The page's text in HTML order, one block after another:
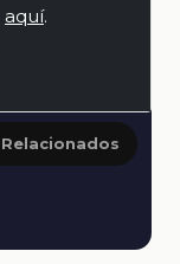
aquí.
Relacionados